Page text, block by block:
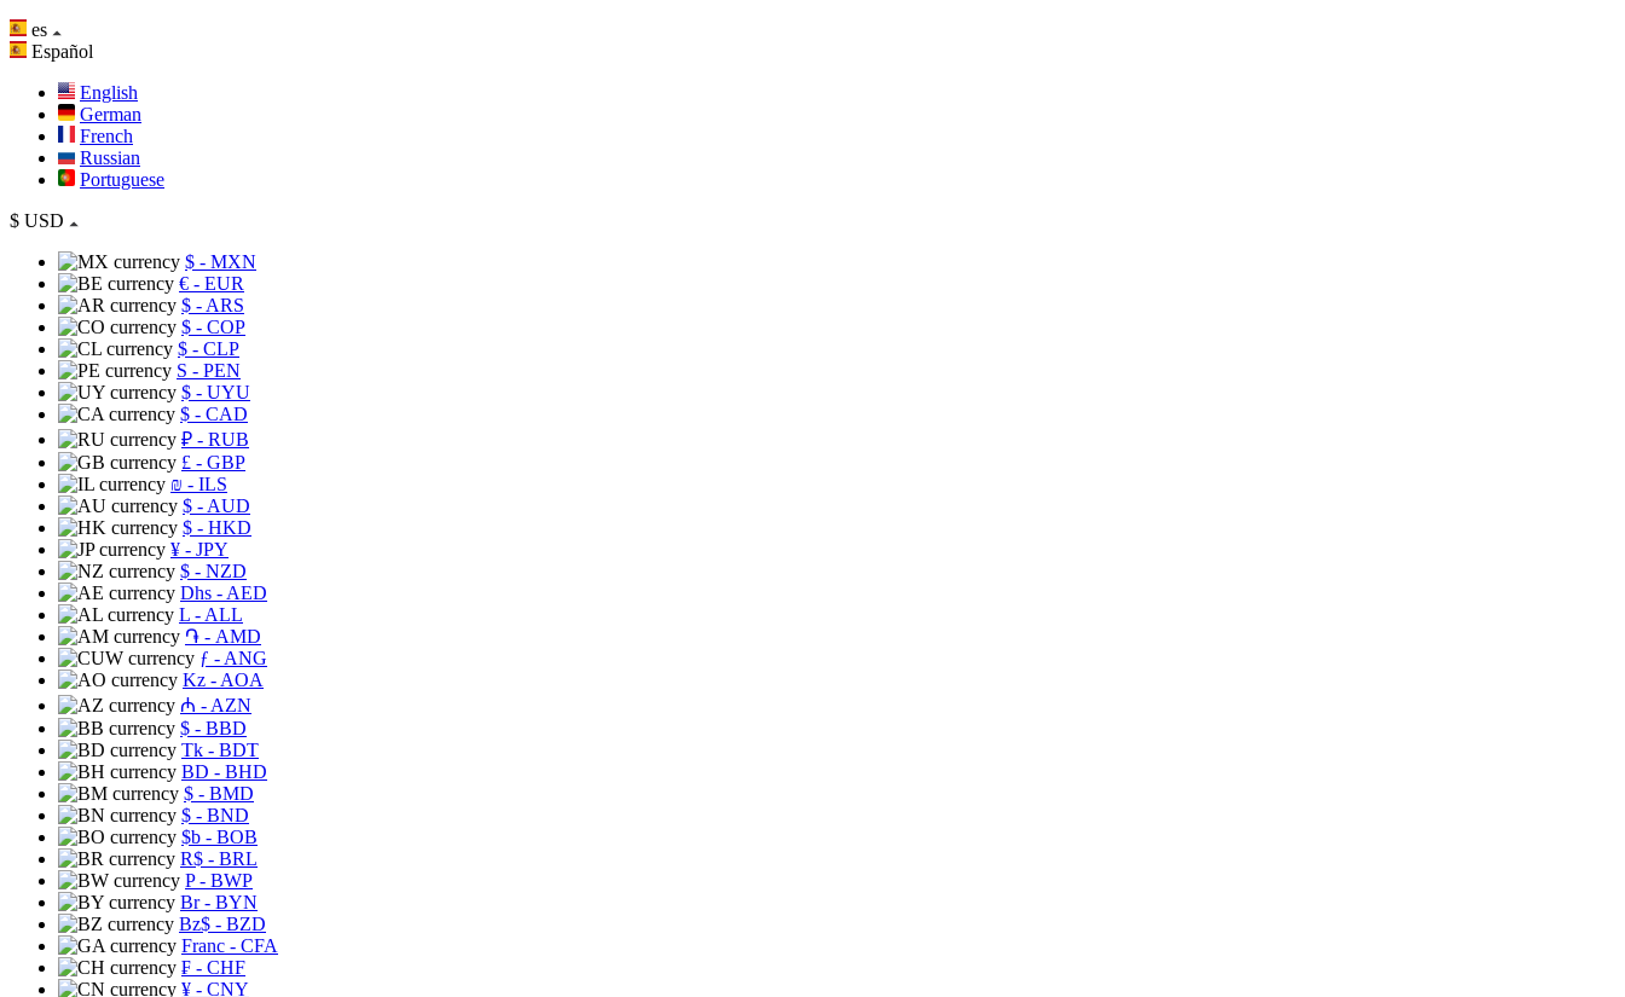
es
Español
English
German
French
Russian
Portuguese
$ USD
$ - MXN
€ - EUR
$ - ARS
$ - COP
$ - CLP
S - PEN
$ - UYU
$ - CAD
₽ - RUB
£ - GBP
₪ - ILS
$ - AUD
$ - HKD
¥ - JPY
$ - NZD
Dhs - AED
L - ALL
֏ - AMD
ƒ - ANG
Kz - AOA
₼ - AZN
$ - BBD
Tk - BDT
BD - BHD
$ - BMD
$ - BND
$b - BOB
R$ - BRL
P- BWP
Br- BYN
Bz$ - BZD
Franc - CFA
₣ - CHF
¥ - CNY